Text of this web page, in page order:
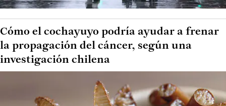
Cómo el cochayuyo podría ayudar a frenar
la propagación del cáncer, según una
investigación chilena